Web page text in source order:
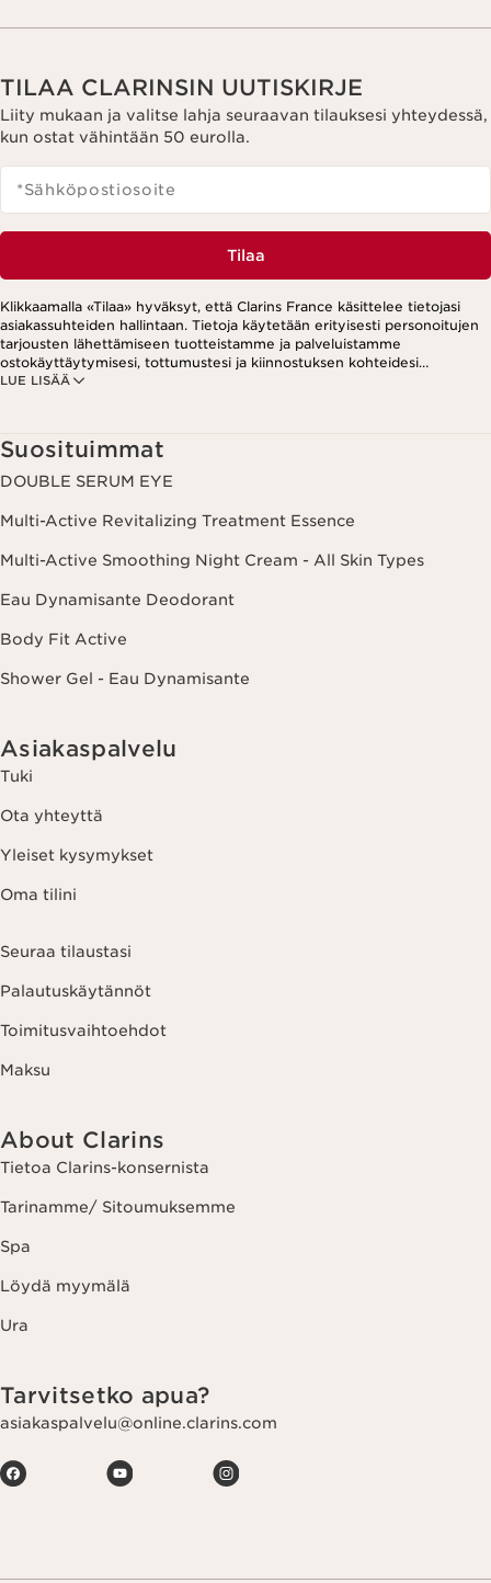
TILAA CLARINSIN UUTISKIRJE
Liity mukaan ja valitse lahja seuraavan tilauksesi yhteydessä,
kun ostat vähintään 50 eurolla.
*Sähköpostiosoite
Tilaa
LUE LISÄÄ
Klikkaamalla «Tilaa» hyväksyt, että Clarins France käsittelee tietojasi
asiakassuhteiden hallintaan. Tietoja käytetään erityisesti personoitujen
tarjousten lähettämiseen tuotteistamme ja palveluistamme
ostokäyttäytymisesi, tottumustesi ja kiinnostuksen kohteidesi
perusteella. Tarjouksia voidaan esittää myös sosiaalisessa mediassa ja
klikkaamalla uutiskirjeen jokaisessa viestissä olevaa peruutuslinkkiä.
Lisätietoa tietojesi käsittelystä ja oikeuksistasi löydät
tietosuojakäytännöstämme.
Suosituimmat
DOUBLE SERUM EYE
Multi-Active Revitalizing Treatment Essence
Multi-Active Smoothing Night Cream - All Skin Types
Eau Dynamisante Deodorant
Body Fit Active
Shower Gel - Eau Dynamisante
Asiakaspalvelu
Tuki
Ota yhteyttä
Yleiset kysymykset
Oma tilini
Seuraa tilaustasi
Palautuskäytännöt
Toimitusvaihtoehdot
Maksu
About Clarins
Tietoa Clarins-konsernista
Tarinamme/ Sitoumuksemme
Spa
Löydä myymälä
Ura
Tarvitsetko apua?
asiakaspalvelu@online.clarins.com